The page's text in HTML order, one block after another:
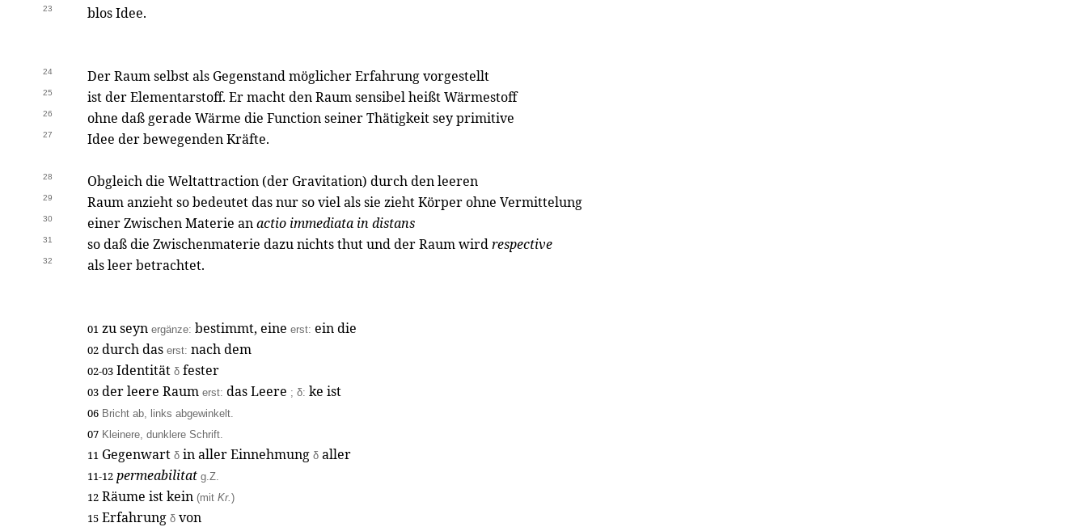
23 blos Idee.
24 Der Raum selbst als Gegenstand möglicher Erfahrung vorgestellt
25 ist der Elementarstoff. Er macht den Raum sensibel heißt Wärmestoff
26 ohne daß gerade Wärme die Function seiner Thätigkeit sey primitive
27 Idee der bewegenden Kräfte.
28 Obgleich die Weltattraction (der Gravitation) durch den leeren
29 Raum anzieht so bedeutet das nur so viel als sie zieht Körper ohne Vermittelung
30 einer Zwischen Materie anactio immediata in distans
31 so daß die Zwischenmaterie dazu nichts thut und der Raum wirdrespective
32 als leer betrachtet.
01 zu seyn ergänze: bestimmt, eine erst: ein die
02 durch das erst: nach dem
02-03 Identität δ fester
03 der leere Raum erst: das Leere ; δ: ke ist
06 Bricht ab, links abgewinkelt.
07 Kleinere, dunklere Schrift.
11 Gegenwart δ in aller Einnehmung δ aller
11-12 permeabilitat g.Z.
12 Räume ist kein (mit Kr.)
15 Erfahrung δ von